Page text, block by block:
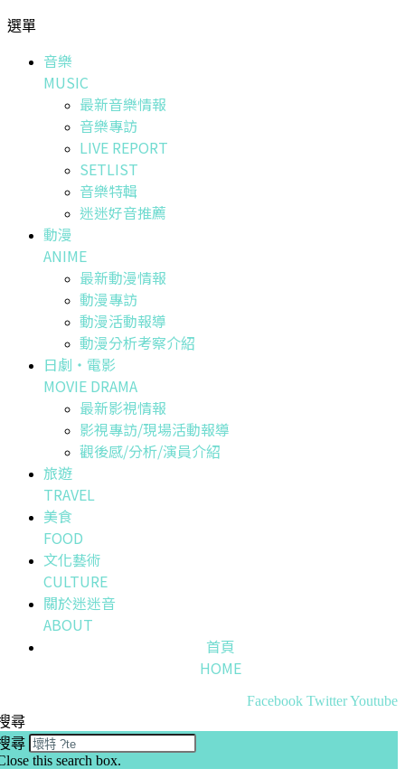
選單
音樂
MUSIC
最新音樂情報
音樂專訪
LIVE REPORT
SETLIST
音樂特輯
迷迷好音推薦
動漫
ANIME
最新動漫情報
動漫專訪
動漫活動報導
動漫分析考察介紹
日劇・電影
MOVIE DRAMA
最新影視情報
影視專訪/現場活動報導
觀後感/分析/演員介紹
旅遊
TRAVEL
美食
FOOD
文化藝術
CULTURE
關於迷迷音
ABOUT
首頁
HOME
Facebook TwitterYoutube
尋
尋
this search box.